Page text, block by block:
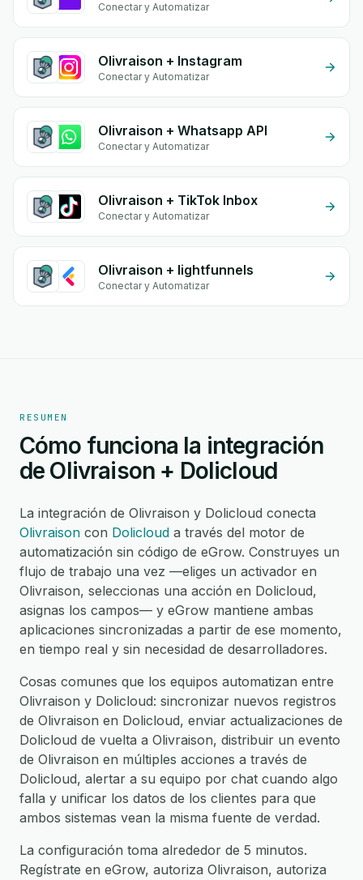
Conectar y Automatizar
Olivraison + Instagram
Conectar y Automatizar
Olivraison + Whatsapp API
Conectar y Automatizar
Olivraison + TikTok Inbox
Conectar y Automatizar
Olivraison + lightfunnels
Conectar y Automatizar
RESUMEN
Cómo funciona la integración
de Olivraison + Dolicloud
La integración de Olivraison y Dolicloud conecta
Olivraison con Dolicloud a través del motor de
automatización sin código de eGrow. Construyes un
flujo de trabajo una vez —eliges un activador en
Olivraison, seleccionas una acción en Dolicloud,
asignas los campos— y eGrow mantiene ambas
aplicaciones sincronizadas a partir de ese momento,
en tiempo real y sin necesidad de desarrolladores.
Cosas comunes que los equipos automatizan entre
Olivraison y Dolicloud: sincronizar nuevos registros
de Olivraison en Dolicloud, enviar actualizaciones de
Dolicloud de vuelta a Olivraison, distribuir un evento
de Olivraison en múltiples acciones a través de
Dolicloud, alertar a su equipo por chat cuando algo
falla y unificar los datos de los clientes para que
ambos sistemas vean la misma fuente de verdad.
La configuración toma alrededor de 5 minutos.
Regístrate en eGrow, autoriza Olivraison, autoriza